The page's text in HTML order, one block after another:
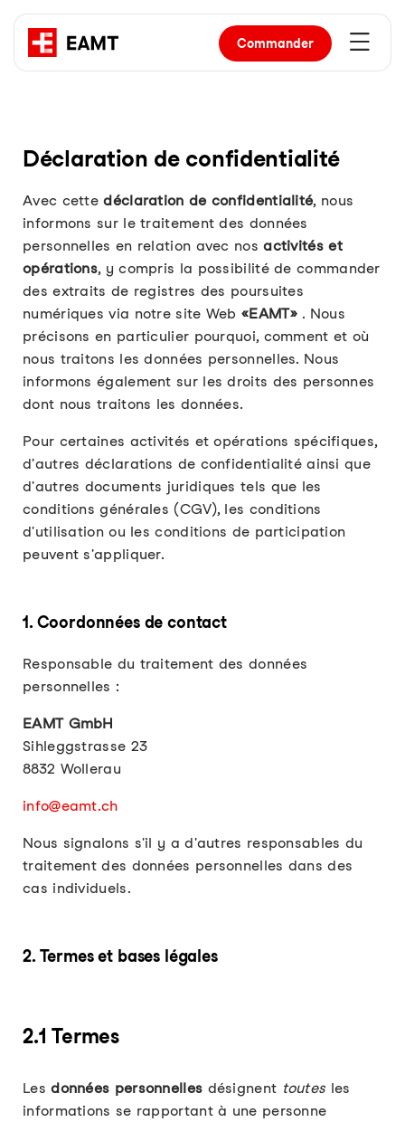
Commander
Déclaration de confidentialité
Avec cettedéclaration de confidentialité, nous
informons sur le traitement des données
personnelles en relation avec nosactivités et
opérations, y compris la possibilité de commander
des extraits de registres des poursuites
numériques via notre site Web«EAMT» . Nous
précisons en particulier pourquoi, comment et où
nous traitons les données personnelles. Nous
informons également sur les droits des personnes
dont nous traitons les données.
Pour certaines activités et opérations spécifiques,
d'autres déclarations de confidentialité ainsi que
d'autres documents juridiques tels que les
conditions générales (CGV), les conditions
d'utilisation ou les conditions de participation
peuvent s'appliquer.
1. Coordonnées de contact
Responsable du traitement des données
personnelles :
EAMT GmbH
Sihleggstrasse 23
8832 Wollerau
info@eamt.ch
Nous signalons s'il y a d'autres responsables du
traitement des données personnelles dans des
cas individuels.
2. Termes et bases légales
2.1 Termes
Lesdonnées personnelles désignent toutes les
informations se rapportant à une personne